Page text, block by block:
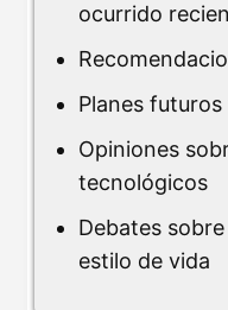
ocurrido
Planes
Opiniones
tecnológicos
Debates
estilo de vida